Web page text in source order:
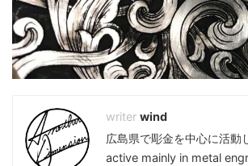
wind
広島県で彫金を中心に活動
active mainly in metal